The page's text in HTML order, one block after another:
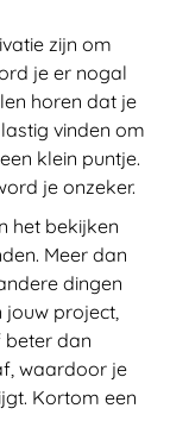
zijn om
je er nogal
horen dat je
vinden om
klein puntje.
je onzeker.
het bekijken
Meer dan
dingen
jouw project,
beter dan
waardoor je
Kortom een